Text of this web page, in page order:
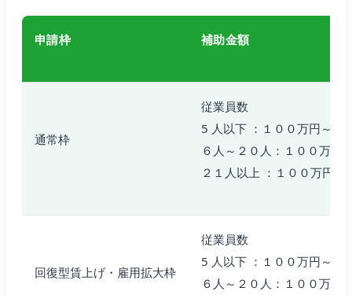
申請枠 補助金額
通常枠
従業員数
5 人以下 ：１００万円～７
６人～２０人：１００万円
２１人以上 ：１００万円～
回復型賃上げ・雇用拡大枠
従業員数
5 人以下 ：１００万円～７
６人～２０人：１００万円